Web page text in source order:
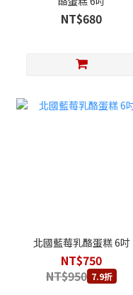
NT$680
北國藍莓乳酪蛋糕 6吋
NT$750
NT$950 7.9折